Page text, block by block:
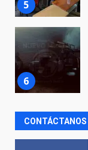
6
7
CONTÁCTANOS